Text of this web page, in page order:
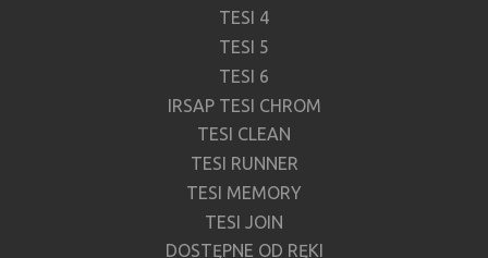
TESI 4
TESI 5
TESI 6
IRSAP TESI CHROM
TESI CLEAN
TESI RUNNER
TESI MEMORY
TESI JOIN
DOSTĘPNE OD RĘKI